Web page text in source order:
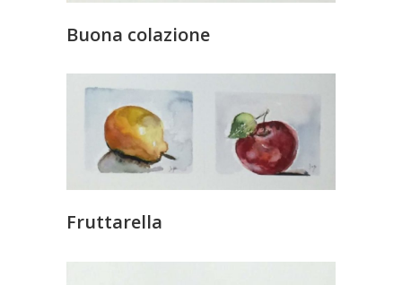
Buona colazione
Fruttarella